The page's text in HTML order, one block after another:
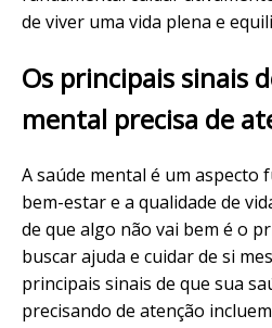
de viver uma vida plena e
Os principais sinais
mental precisa de
A saúde mental é um aspecto
bem-estar e a qualidade de
de que algo não vai bem é o
buscar ajuda e cuidar de si
principais sinais de que sua
precisando de atenção